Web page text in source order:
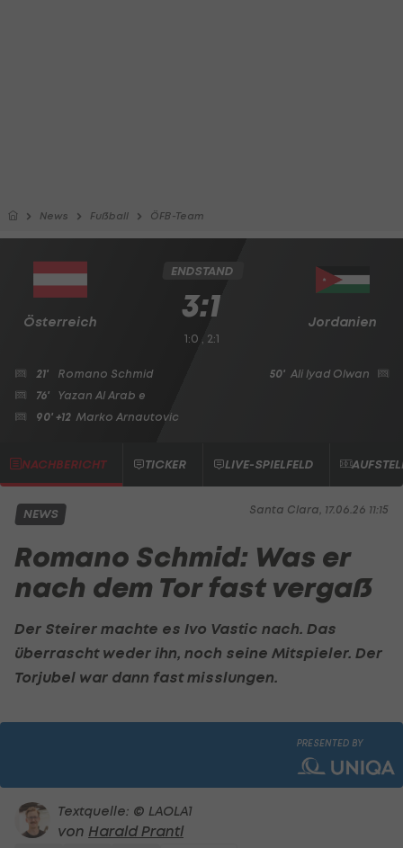
News Fußball ÖFB-Team
Österreich Jordanien
ENDSTAND
3:1
1:0 , 2:1
21'
Romano Schmid
76'
Yazan Al Arab e
90' +12 Marko Arnautovic
50' Ali Iyad Olwan
NACHBERICHT TICKER LIVE-SPIELFELD
Santa Clara, 17.06.26 11:15
NEWS
Romano Schmid: Was er
nach dem Tor fast vergaß
Der Steirer machte es Ivo Vastic nach. Das
überrascht weder ihn, noch seine Mitspieler. Der
Torjubel war dann fast misslungen.
PRESENTED BY
Textquelle: © LAOLA1
von Harald Prantl